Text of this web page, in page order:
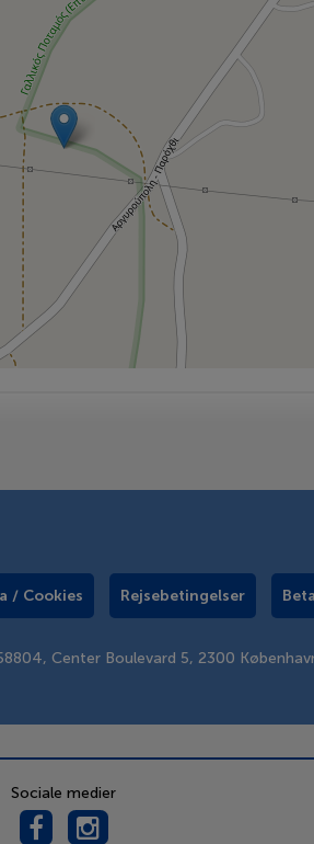
/ Cookies Rejsebetingelser
Center Boulevard 5, 2300
Sociale medier